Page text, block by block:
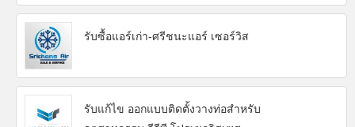
รับซื้อแอร์เก่า-ศรีชนะแอร์ เซอร์วิส
รับแก้ไข ออกแบบติดตั้งวางท่อสำหรับ